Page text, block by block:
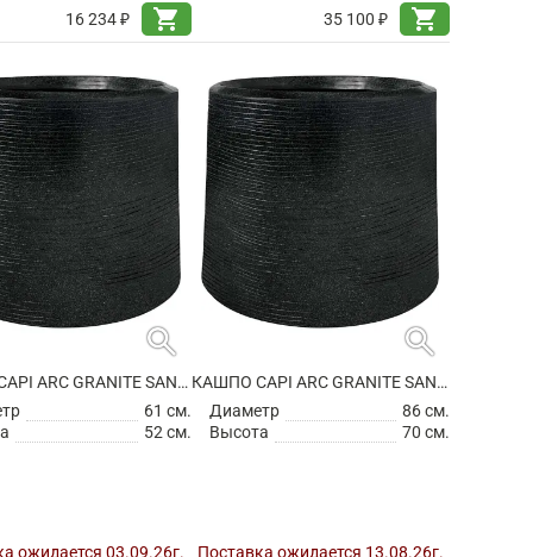
16 234 ₽
shopping_cart
35 100 ₽
shopping_cart
search
КАШПО CAPI ARC GRANITE SANDBAG MEDIUM BLACK
61 см.
52 см.
ожидается 03.09.26г.
search
КАШПО CAPI ARC GRANITE SANDBAG MEDIUM BLACK
Диаметр
86 см.
Высота
70 см.
Поставка ожидается 13.08.26г.